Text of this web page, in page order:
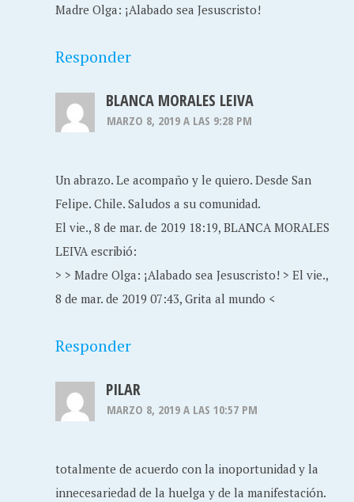
Madre Olga: ¡Alabado sea Jesuscristo!
Responder
BLANCA MORALES LEIVA
MARZO 8, 2019 A LAS 9:28 PM
Un abrazo. Le acompaño y le quiero. Desde San
Felipe. Chile. Saludos a su comunidad.
El vie., 8 de mar. de 2019 18:19, BLANCA MORALES
LEIVA escribió:
> > Madre Olga: ¡Alabado sea Jesuscristo! > El vie.,
8 de mar. de 2019 07:43, Grita al mundo <
Responder
PILAR
MARZO 8, 2019 A LAS 10:57 PM
totalmente de acuerdo con la inoportunidad y la
innecesariedad de la huelga y de la manifestación.